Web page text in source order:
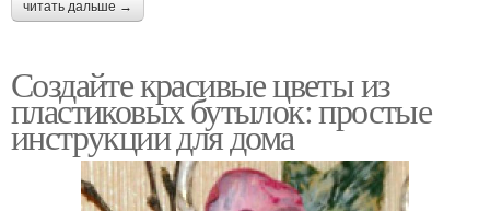
читать дальше →
Создайте красивые цветы из
пластиковых бутылок: простые
инструкции для дома